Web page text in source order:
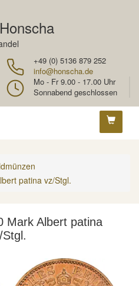
+49 (0) 5136 879 252
info@honscha.de
Mo - Fr 9.00 - 17.00 Uhr
Sonnabend geschlossen
patina vz/Stgl.
Mark Albert patina